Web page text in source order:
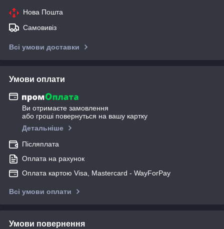
Нова Пошта
Самовивіз
Всі умови доставки
Умови оплати
Ви отримаєте замовлення
або гроші повернуться на вашу картку
Детальніше
Післяплата
Оплата на рахунок
Оплата картою Visa, Mastercard - WayForPay
Всі умови оплати
Умови повернення